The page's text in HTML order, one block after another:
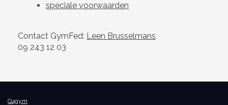
speciale voorwaarden
Contact GymFed: Leen Brusselmans
09 243 12 03
Q4gym